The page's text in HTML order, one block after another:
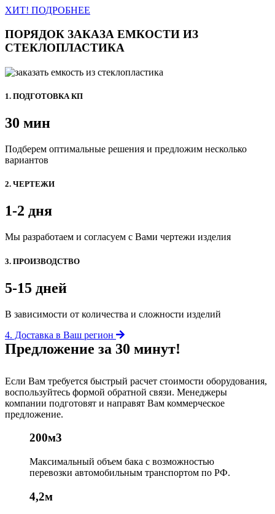
ХИТ! ПОДРОБНЕЕ
ПОРЯДОК ЗАКАЗА ЕМКОСТИ ИЗ
СТЕКЛОПЛАСТИКА
1. ПОДГОТОВКА КП
30 мин
Подберем оптимальные решения и предложим несколько
вариантов
2. ЧЕРТЕЖИ
1-2 дня
Мы разработаем и согласуем с Вами чертежи изделия
3. ПРОИЗВОДСТВО
5-15 дней
В зависимости от количества и сложности изделий
4. Доставка в Ваш регион
Предложение за 30 минут!
Если Вам требуется быстрый расчет стоимости оборудования,
воспользуйтесь формой обратной связи. Менеджеры
компании подготовят и направят Вам коммерческое
предложение.
200м3
Максимальный объем бака с возможностью
перевозки автомобильным транспортом по РФ.
4,2м